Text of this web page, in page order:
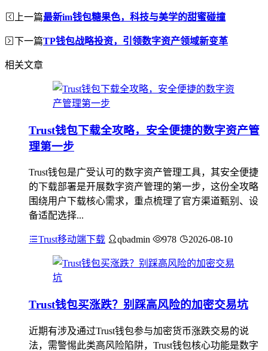
上一篇最新im钱包糖果色，科技与美学的甜蜜碰撞
下一篇TP钱包战略投资，引领数字资产领域新变革
相关文章
Trust钱包下载全攻略，安全便捷的数字资产管
理第一步
Trust钱包是广受认可的数字资产管理工具，其安全便捷
的下载部署是开展数字资产管理的第一步，这份全攻略
围绕用户下载核心需求，重点梳理了官方渠道甄别、设
备适配选择...
Trust移动端下载 qbadmin 978 2026-08-10
Trust钱包买涨跌？别踩高风险的加密交易坑
近期有涉及通过Trust钱包参与加密货币涨跌交易的说
法，需警惕此类高风险陷阱，Trust钱包核心功能是数字